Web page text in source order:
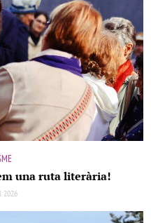
una ruta literària!
2026